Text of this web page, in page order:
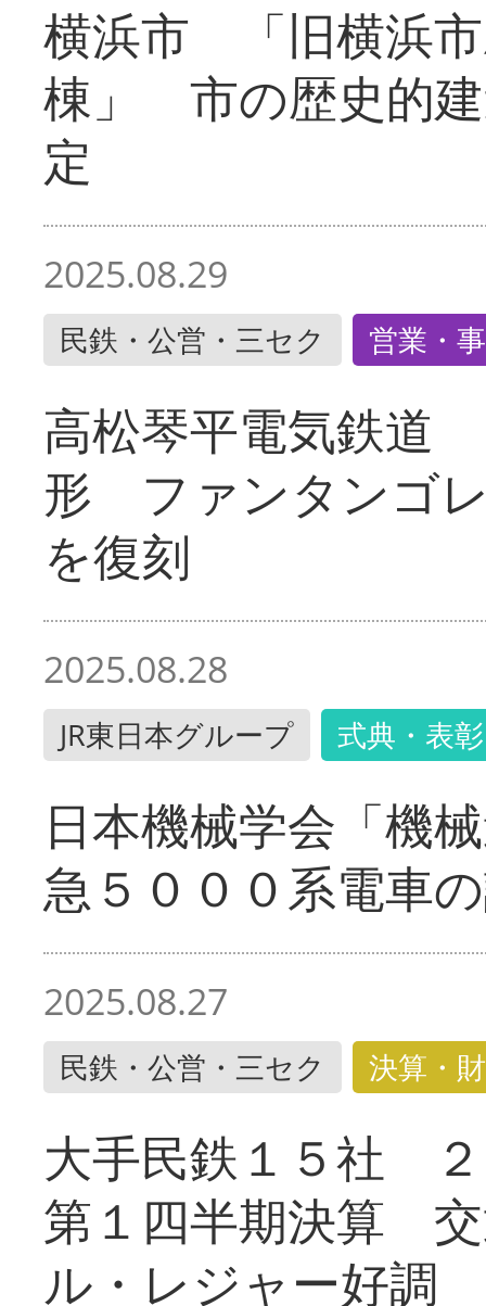
横浜市 「旧横浜
棟」 市の歴史的
定
2025.08.29
民鉄・公営・三セク 営業・
高松琴平電気鉄道
形 ファンタンゴ
を復刻
2025.08.28
JR東日本グループ 式典・表彰
日本機械学会「機
急５０００系電車
2025.08.27
民鉄・公営・三セク 決算・
大手民鉄１５社
第１四半期決算
ル・レジャー好調